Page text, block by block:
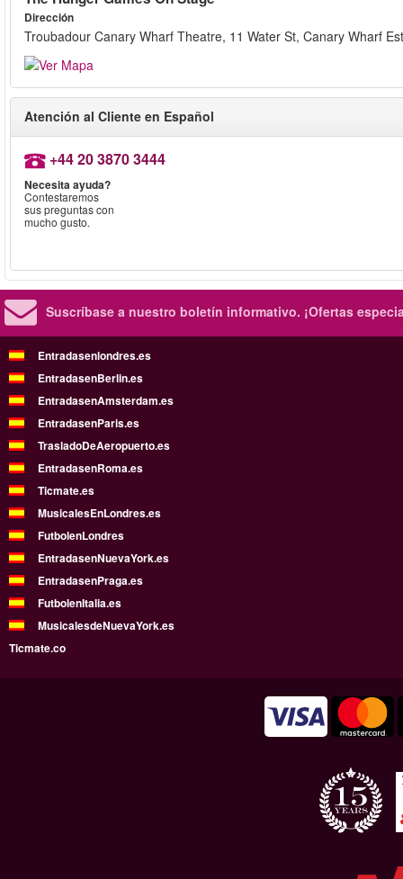
Dirección
Troubadour Canary Wharf Theatre, 11 Water St, Canary Wharf
Atención al Cliente en Español
+44 20 3870 3444
Necesita ayuda?
Contestaremos
sus preguntas con
mucho gusto.
Suscríbase a nuestro boletín informativo. ¡Ofertas
Entradasenlondres.es
EntradasenBerlin.es
EntradasenAmsterdam.es
EntradasenParis.es
TrasladoDeAeropuerto.es
EntradasenRoma.es
Ticmate.es
MusicalesEnLondres.es
FutbolenLondres
EntradasenNuevaYork.es
EntradasenPraga.es
FutbolenItalia.es
MusicalesdeNuevaYork.es
Ticmate.co